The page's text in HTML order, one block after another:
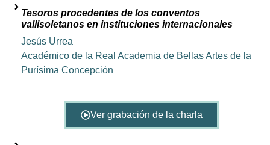
Tesoros procedentes de los conventos
vallisoletanos en instituciones internacionales
Jesús Urrea
Académico de la Real Academia de Bellas Artes de la
Purísima Concepción
Ver grabación de la charla